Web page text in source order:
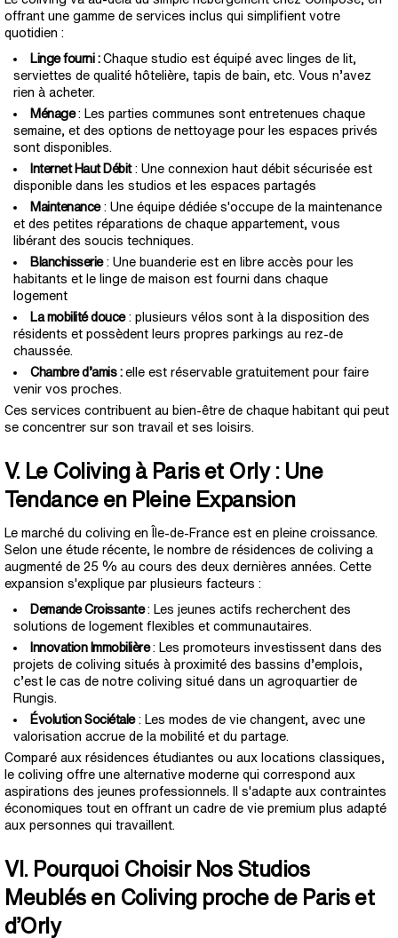
offrant une gamme de services inclus qui simplifient votre
quotidien :
Linge fourni : Chaque studio est équipé avec linges de lit,
serviettes de qualité hôtelière, tapis de bain, etc. Vous n’avez
rien à acheter.
Ménage: Les parties communes sont entretenues chaque
semaine, et des options de nettoyage pour les espaces privés
sont disponibles.
Internet Haut Débit: Une connexion haut débit sécurisée est
disponible dans les studios et les espaces partagés
Maintenance: Une équipe dédiée s'occupe de la maintenance
et des petites réparations de chaque appartement, vous
libérant des soucis techniques.
Blanchisserie: Une buanderie est en libre accès pour les
habitants et le linge de maison est fourni dans chaque
logement
La mobilité douce: plusieurs vélos sont à la disposition des
résidents et possèdent leurs propres parkings au rez-de
chaussée.
Chambre d’amis : elle est réservable gratuitement pour faire
venir vos proches.
Ces services contribuent au bien-être de chaque habitant qui peut
se concentrer sur son travail et ses loisirs.
V. Le Coliving à Paris et Orly : Une
Tendance en Pleine Expansion
Le marché du coliving en Île-de-France est en pleine croissance.
Selon une étude récente, le nombre de résidences de coliving a
augmenté de 25 % au cours des deux dernières années. Cette
expansion s'explique par plusieurs facteurs :
Demande Croissante: Les jeunes actifs recherchent des
solutions de logement flexibles et communautaires.
Innovation Immobilière: Les promoteurs investissent dans des
projets de coliving situés à proximité des bassins d’emplois,
c’est le cas de notre coliving situé dans un agroquartier de
Rungis.
Évolution Sociétale: Les modes de vie changent, avec une
valorisation accrue de la mobilité et du partage.
Comparé aux résidences étudiantes ou aux locations classiques,
le coliving offre une alternative moderne qui correspond aux
aspirations des jeunes professionnels. Il s'adapte aux contraintes
économiques tout en offrant un cadre de vie premium plus adapté
aux personnes qui travaillent.
VI. Pourquoi Choisir Nos Studios
Meublés en Coliving proche de Paris et
d’Orly